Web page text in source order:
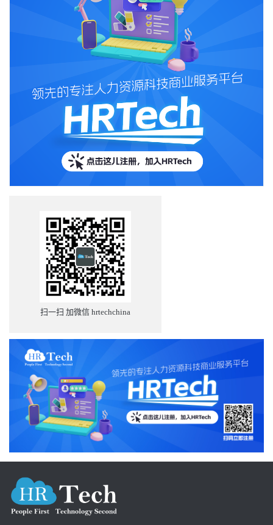
（Andrew Ng）在英文自媒体平台Medium及微博、Twitter等个人社
交平台发布公开信，宣布自己将从百度离职，开启自己在人工智能
领域的新篇章。 这时候，陆奇刚加入百度两个月。原先向李彦宏汇
报的高管一并改为向陆奇汇报，其中包括向海龙、张亚勤、朱光、
王劲、吴恩达等人。 你怎么看吴恩达离开百度？
扫一扫 加微信 hrtechchina